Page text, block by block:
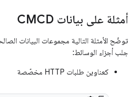
أمثلة على بيانات CMCD
توضّح الأمثلة التالية مجموعات البيانات
جلب أجزاء الوسائط:
كعناوين طلبات HTTP مخصّصة